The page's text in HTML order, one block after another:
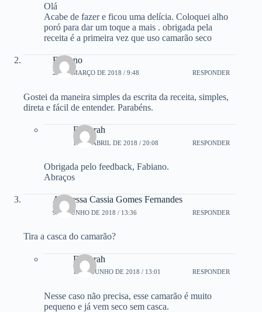
Olá
Acabe de fazer e ficou uma delícia. Coloquei alho
poró para dar um toque a mais . obrigada pela
receita é a primeira vez que uso camarão seco
Fabiano
29 DE MARÇO DE 2018 / 9:48 RESPONDER
Gostei da maneira simples da escrita da receita, simples,
direta e fácil de entender. Parabéns.
Deborah
12 DE ABRIL DE 2018 / 20:08 RESPONDER
Obrigada pelo feedback, Fabiano.
Abraços
Andressa Cassia Gomes Fernandes
9 DE JUNHO DE 2018 / 13:36 RESPONDER
Tira a casca do camarão?
Deborah
15 DE JUNHO DE 2018 / 13:01 RESPONDER
Nesse caso não precisa, esse camarão é muito
pequeno e já vem seco sem casca.